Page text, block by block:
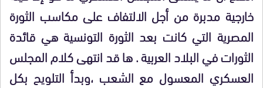
خارجية مدبرة من أجل الالتفاف على مكاسب الثورة
المصرية التي كانت بعد الثورة التونسية هي قائدة
الثورات في البلاد العربية . ها قد انتهى كلام المجلس
العسكري المعسول مع الشعب ،وبدأ التلويح بكل